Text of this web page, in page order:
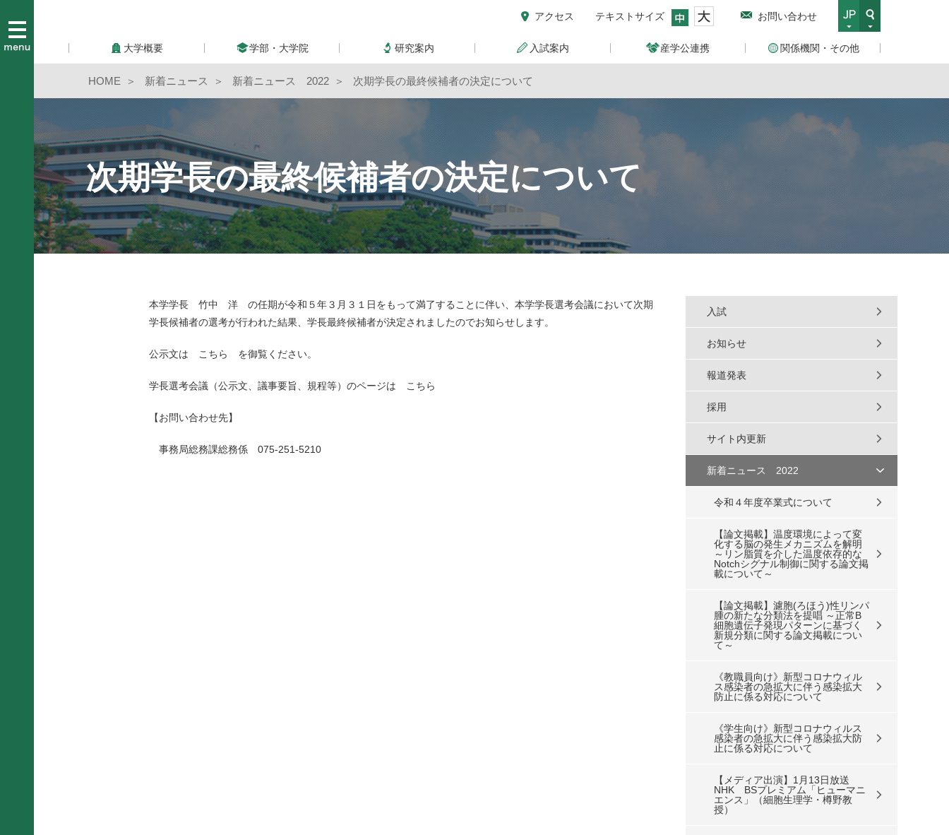
アクセス テキストサイズ お問い合わせ
大学概要 学部・大学院 研究案内 入試案内 産学公連携 関係機関・その他
HOME 新着ニュース 新着ニュース 2022 次期学長の最終候補者の決定について
次期学長の最終候補者の決定について
本学学長 竹中 洋 の任期が令和５年３月３１日をもって満了することに伴い、本学学長選考会議において次期
学長候補者の選考が行われた結果、学長最終候補者が決定されましたのでお知らせします。
公示文は こちら を御覧ください。
学長選考会議（公示文、議事要旨、規程等）のページは こちら
【お問い合わせ先】
事務局総務課総務係 075-251-5210
入試
お知らせ
報道発表
採用
サイト内更新
新着ニュース 2022
令和４年度卒業式について
【論文掲載】温度環境によって変
化する脳の発生メカニズムを解明
～リン脂質を介した温度依存的な
Notchシグナル制御に関する論文掲
載について～
【論文掲載】濾胞(ろほう)性リンパ
腫の新たな分類法を提唱 ～正常B
細胞遺伝子発現パターンに基づく
新規分類に関する論文掲載につい
て～
《教職員向け》新型コロナウィル
ス感染者の急拡大に伴う感染拡大
防止に係る対応について
《学生向け》新型コロナウィルス
感染者の急拡大に伴う感染拡大防
止に係る対応について
【メディア出演】1月13日放送
NHK BSプレミアム「ヒューマニ
エンス」（細胞生理学・樽野教
授）